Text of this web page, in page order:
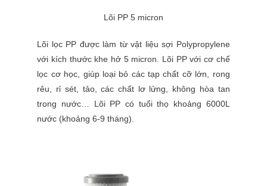
Lõi PP 5 micron
Lõi lọc PP được làm từ vật liệu sợi Polypropylene
với kích thước khe hở 5 micron. Lõi PP với cơ chế
lọc cơ học, giúp loại bỏ các tạp chất cỡ lớn, rong
rêu, rỉ sét, tảo, các chất lơ lửng, không hòa tan
trong nước… Lõi PP có tuổi thọ khoảng 6000L
nước (khoảng 6-9 tháng).